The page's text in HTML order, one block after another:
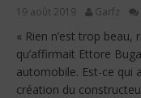
19 août 2019 Garfz
« Rien n’est trop beau,
qu’affirmait Ettore
automobile. Est-ce qui
création du